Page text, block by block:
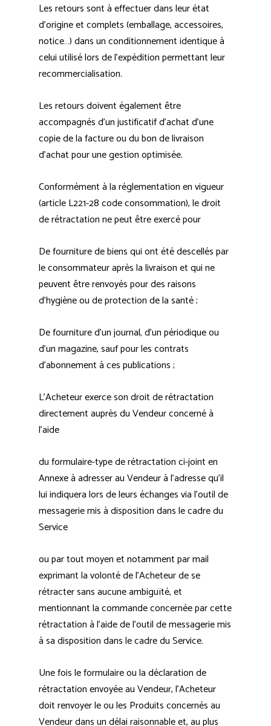
Les retours sont à effectuer dans leur état
d’origine et complets (emballage, accessoires,
notice…) dans un conditionnement identique à
celui utilisé lors de l’expédition permettant leur
recommercialisation.
Les retours doivent également être
accompagnés d’un justificatif d’achat d’une
copie de la facture ou du bon de livraison
d’achat pour une gestion optimisée.
Conformément à la réglementation en vigueur
(article L221-28 code consommation), le droit
de rétractation ne peut être exercé pour
De fourniture de biens qui ont été descellés par
le consommateur après la livraison et qui ne
peuvent être renvoyés pour des raisons
d’hygiène ou de protection de la santé ;
De fourniture d’un journal, d’un périodique ou
d’un magazine, sauf pour les contrats
d’abonnement à ces publications ;
L’Acheteur exerce son droit de rétractation
directement auprès du Vendeur concerné à
l’aide
du formulaire-type de rétractation ci-joint en
Annexe à adresser au Vendeur à l’adresse qu’il
lui indiquera lors de leurs échanges via l’outil de
messagerie mis à disposition dans le cadre du
Service
ou par tout moyen et notamment par mail
exprimant la volonté de l’Acheteur de se
rétracter sans aucune ambiguïté, et
mentionnant la commande concernée par cette
rétractation à l’aide de l’outil de messagerie mis
à sa disposition dans le cadre du Service.
Une fois le formulaire ou la déclaration de
rétractation envoyée au Vendeur, l’Acheteur
doit renvoyer le ou les Produits concernés au
Vendeur dans un délai raisonnable et, au plus